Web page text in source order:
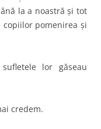
la a noastră şi tot
pomenirea şi
lor găseau
credem.